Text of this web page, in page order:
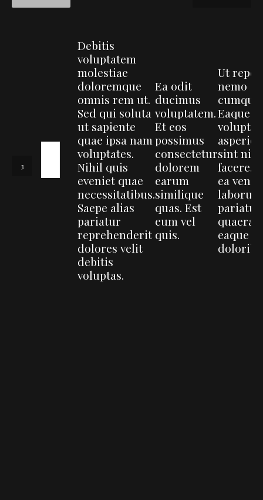
Debitis
voluptatem
molestiae
doloremque
omnis rem ut.
Sed qui soluta
ut sapiente
quae ipsa nam
voluptates.
Nihil quis
eveniet quae
necessitatibus.
Saepe alias
pariatur
reprehenderit
dolores velit
debitis
voluptas.
Ea odit
ducimus
voluptatem.
Et eos
possimus
consectetur
dolorem
earum
similique
quas. Est
eum vel
quis.
Ut
nemo
cumque.
Eaque
sint
facere.
ea
laborum
pariatur
quaerat
eaque